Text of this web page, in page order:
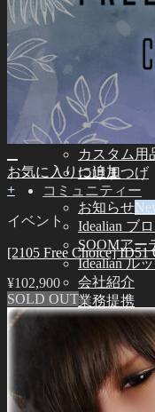
Idealian 51 男
その他
その他の
スタンド ㆍ
ツール
エステ用品
組立てツール
メイク用品
カスタム用
つけまつげ
コミュニティー
お知らせ
Idealian ブ
SOOMアー
Idealian ル
会社紹介
業務提携
サポート
ご利用案内
ドールサイ
スキンカラ
オーナーズ
お気に入りに追加
+
イベント
[2105 Free Choice] ID51
¥102,900
SOLD OUT